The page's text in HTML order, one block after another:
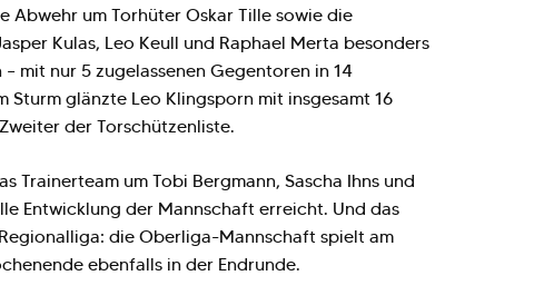
Abwehr um Torhüter Oskar Tille sowie die
Kulas, Leo Keull und Raphael Merta besonders
mit nur 5 zugelassenen Gegentoren in 14
Sturm glänzte Leo Klingsporn mit insgesamt 16
der Torschützenliste.
Trainerteam um Tobi Bergmann, Sascha Ihns und
Entwicklung der Mannschaft erreicht. Und das
die Oberliga-Mannschaft spielt am
ebenfalls in der Endrunde.